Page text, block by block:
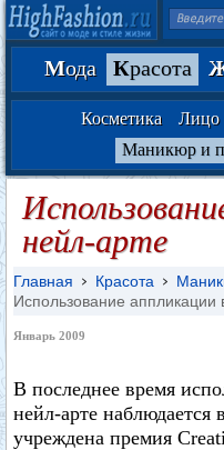
Мода Красота
Косметика Лицо
Маникюр и
нейл-арте
Главная Красота
Использование аппликации
Январь 2009
В последнее время
нейл-арте наблюдается
учреждена премия